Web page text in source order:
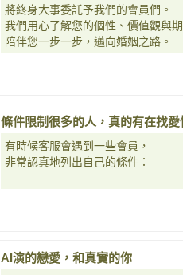
將終身大事委託予我們的會員們。
我們用心了解您的個性、價值觀與期
陪伴您一步一步，邁向婚姻之路。
條件限制很多的人，真的有在找愛
有時候客服會遇到一些會員，
非常認真地列出自己的條件：
AI演的戀愛，和真實的你